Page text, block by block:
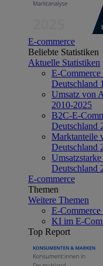
E-commerce
Beliebte Statistiken
Aktuelle Statistiken
E-
Deutschland
Umsatz von
2010-2025
B2C-E-
Deutschland
Marktanteile
Deutschland
Deutschland
E-commerce
Themen
Weitere Themen
E-
KI im E-
Top Report